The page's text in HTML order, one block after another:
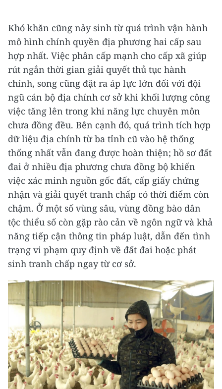
Khó khăn cũng nảy sinh từ quá trình vận hành
mô hình chính quyền địa phương hai cấp sau
hợp nhất. Việc phân cấp mạnh cho cấp xã giúp
rút ngắn thời gian giải quyết thủ tục hành
chính, song cũng đặt ra áp lực lớn đối với đội
ngũ cán bộ địa chính cơ sở khi khối lượng công
việc tăng lên trong khi năng lực chuyên môn
chưa đồng đều. Bên cạnh đó, quá trình tích hợp
dữ liệu địa chính từ ba tỉnh cũ vào hệ thống
thống nhất vẫn đang được hoàn thiện; hồ sơ đất
đai ở nhiều địa phương chưa đồng bộ khiến
việc xác minh nguồn gốc đất, cấp giấy chứng
nhận và giải quyết tranh chấp có thời điểm còn
chậm. Ở một số vùng sâu, vùng đồng bào dân
tộc thiểu số còn gặp rào cản về ngôn ngữ và khả
năng tiếp cận thông tin pháp luật, dẫn đến tình
trạng vi phạm quy định về đất đai hoặc phát
sinh tranh chấp ngay từ cơ sở.